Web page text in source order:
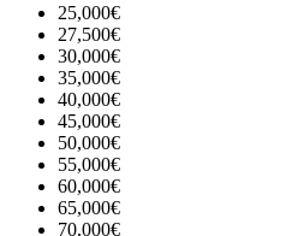
25,000€
27,500€
30,000€
35,000€
40,000€
45,000€
50,000€
55,000€
60,000€
65,000€
70,000€